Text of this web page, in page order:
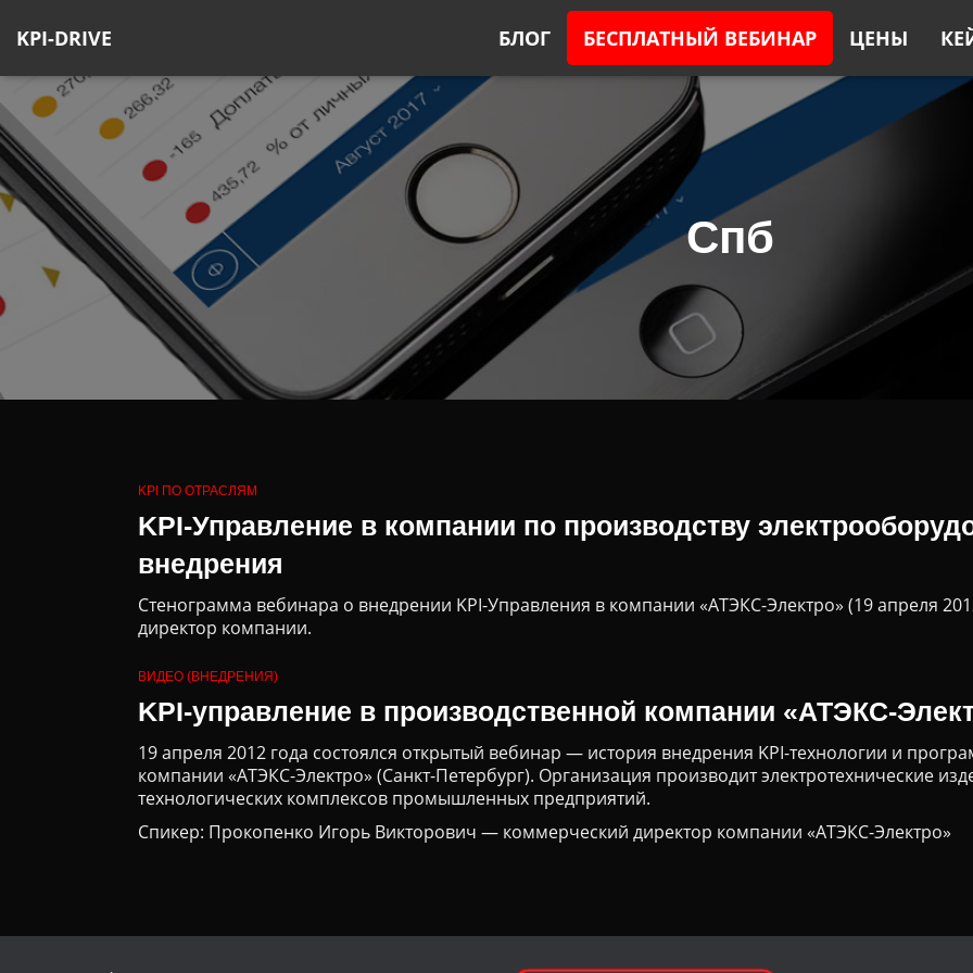
KPI-DRIVE БЛОГ БЕСПЛАТНЫЙ ВЕБИНАР ЦЕНЫ
Спб
KPI ПО ОТРАСЛЯМ
KPI-Управление в компании по производству
внедрения
Стенограмма вебинара о внедрении KPI-Управления в компании «АТЭКС-Электро» (19 апреля
директор компании.
ВИДЕО (ВНЕДРЕНИЯ)
KPI-управление в производственной компании «АТЭКС-
19 апреля 2012 года состоялся открытый вебинар — история внедрения KPI-технологии и
компании «АТЭКС-Электро» (Санкт-Петербург). Организация производит электротехнические
технологических комплексов промышленных предприятий.
Спикер: Прокопенко Игорь Викторович — коммерческий директор компании «АТЭКС-Электро»